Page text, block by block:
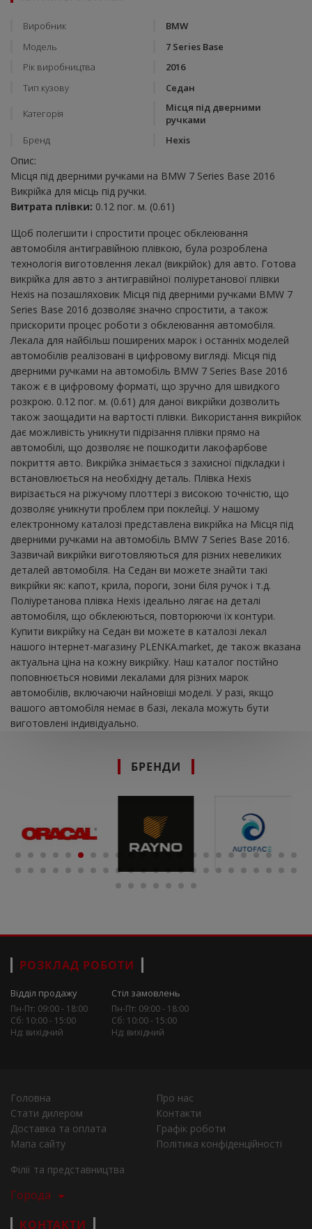
Виробник
BMW
Модель
7 Series Base
Рік виробництва
2016
Тип кузову
Седан
Категорія
Місця під дверними
ручками
Бренд
Hexis
Опис:
Місця під дверними ручками на BMW 7 Series Base 2016
Викрійка для місць під ручки.
Витрата плівки: 0.12 пог. м. (0.61)
Щоб полегшити і спростити процес обклеювання
автомобіля антигравійною плівкою, була розроблена
технологія виготовлення лекал (викрійок) для авто. Готова
викрійка для авто з антигравійної поліуретанової плівки
Hexis на позашляховик Місця під дверними ручками BMW 7
Series Base 2016 дозволяє значно спростити, а також
прискорити процес роботи з обклеювання автомобіля.
Лекала для найбільш поширених марок і останніх моделей
автомобілів реалізовані в цифровому вигляді. Місця під
дверними ручками на автомобіль BMW 7 Series Base 2016
також є в цифровому форматі, що зручно для швидкого
розкрою. 0.12 пог. м. (0.61) для даної викрійки дозволить
також заощадити на вартості плівки. Використання викрійок
дає можливість уникнути підрізання плівки прямо на
автомобілі, що дозволяє не пошкодити лакофарбове
покриття авто. Викрійка знімається з захисної підкладки і
встановлюється на необхідну деталь. Плівка Hexis
вирізається на ріжучому плоттері з високою точністю, що
дозволяє уникнути проблем при поклейці. У нашому
електронному каталозі представлена ​​викрійка на Місця під
дверними ручками на автомобіль BMW 7 Series Base 2016.
Зазвичай викрійки виготовляються для різних невеликих
деталей автомобіля. На Седан ви можете знайти такі
викрійки як: капот, крила, пороги, зони біля ручок і т.д.
Поліуретанова плівка Hexis ідеально лягає на деталі
автомобіля, що обклеюються, повторюючи їх контури.
Купити викрійку на Седан ви можете в каталозі лекал
нашого інтернет-магазину PLENKA.market, де також вказана
актуальна ціна на кожну викрійку. Наш каталог постійно
поповнюється новими лекалами для різних марок
автомобілів, включаючи найновіші моделі. У разі, якщо
вашого автомобіля немає в базі, лекала можуть бути
виготовлені індивідуально.
БРЕНДИ
РОЗКЛАД РОБОТИ
Відділ продажу
Пн-Пт: 09:00 - 18:00
Сб: 10:00 - 15:00
Нд: вихідний
Стіл замовлень
Пн-Пт: 09:00 - 18:00
Сб: 10:00 - 15:00
Нд: вихідний
Головна
Про нас
Стати дилером
Контакти
Доставка та оплата
Графік роботи
Мапа сайту
Політика конфіденційності
Філії та представництва
Города
КОНТАКТИ